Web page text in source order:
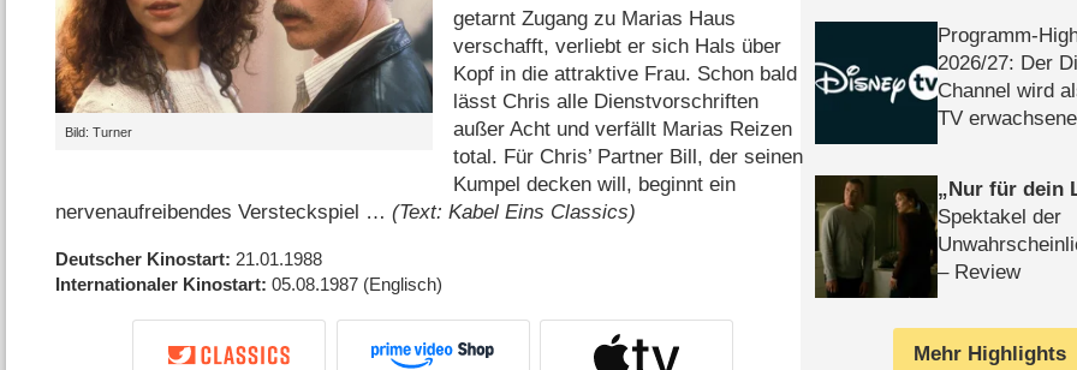
Bild: Turner
getarnt Zugang zu Marias Haus
verschafft, verliebt er sich Hals über
Kopf in die attraktive Frau. Schon bald
lässt Chris alle Dienstvorschriften
außer Acht und verfällt Marias Reizen
total. Für Chris’ Partner Bill, der seinen
Kumpel decken will, beginnt ein
nervenaufreibendes Versteckspiel …(Text: Kabel Eins Classics)
Deutscher Kinostart 21.01.1988
Internationaler Kinostart 05.08.1987 (Englisch)
Programm-
2026/​27: Der
Channel wird
TV
Nur für dein
Spektakel der
– Review
Mehr Highlights